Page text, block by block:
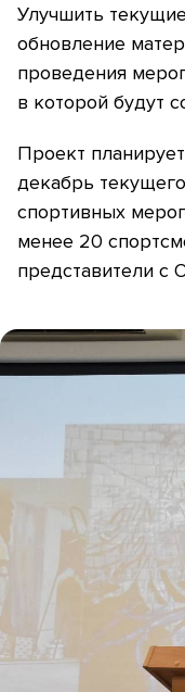
Улучшить
обновление
проведения
в которой будут
Проект
декабрь
спортивных
менее 20
представители с